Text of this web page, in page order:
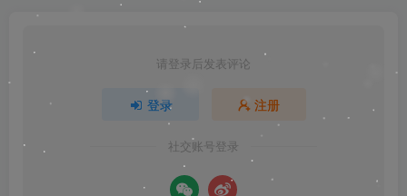
请登录后发表评论
登录 注册
社交账号登录